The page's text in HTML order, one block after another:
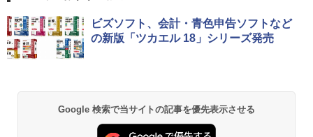
ビズソフト、会計・青色申告ソフトなど
の新版「ツカエル 18」シリーズ発売
Google 検索で当サイトの記事を優先表示させる